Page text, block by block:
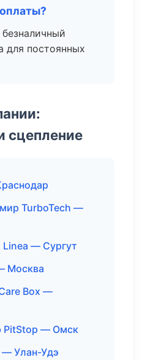
для постоянных
сцепление
TurboTech —
— Сургут
Москва
Box —
PitStop — Омск
Улан-Удэ